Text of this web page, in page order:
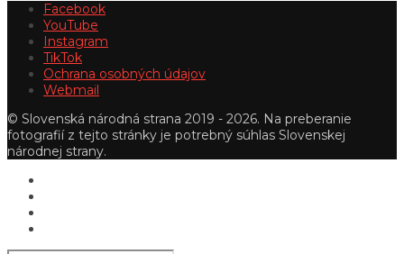
Facebook
YouTube
Instagram
TikTok
Ochrana osobných údajov
Webmail
© Slovenská národná strana 2019 - 2026. Na preberanie
fotografií z tejto stránky je potrebný súhlas Slovenskej
národnej strany.